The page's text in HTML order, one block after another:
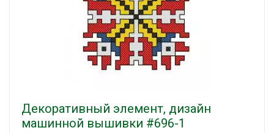
Декоративный элемент, дизайн
машинной вышивки #696-1